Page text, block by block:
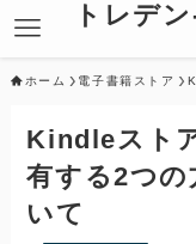
トレデ
ホーム 電子書籍ストア
Kindleスト
有する2つの
いて